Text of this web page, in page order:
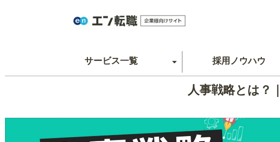
サービス一覧 採用ノウハウ
人事戦略とは？